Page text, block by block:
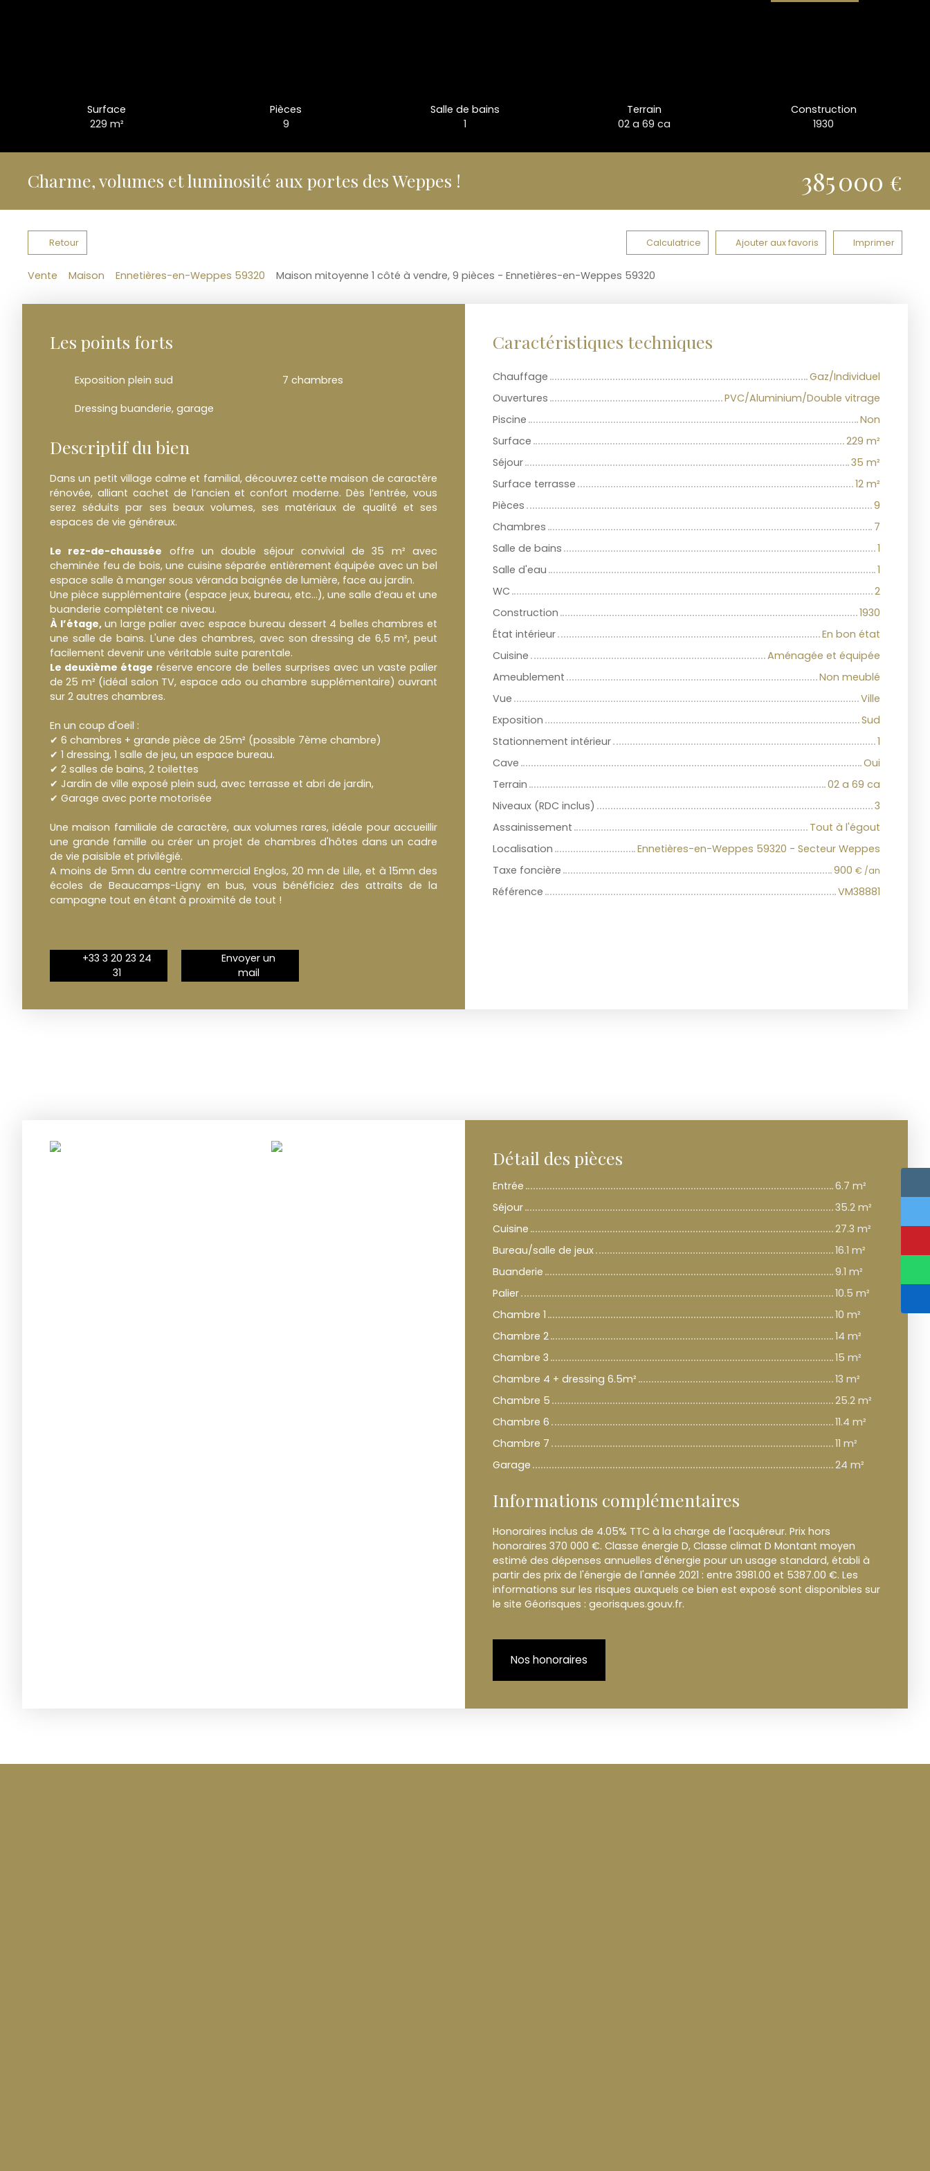
Surface
229 m²
Pièces
9
Salle de bains
1
Terrain
02 a 69 ca
Construction
1930
Charme, volumes et luminosité aux portes des Weppes ! 385 000 €
Retour Calculatrice Ajouter aux favoris Imprimer
Vente Maison Ennetières-en-Weppes 59320 Maison mitoyenne 1 côté à vendre, 9 pièces - Ennetières-en-Weppes 59320
Les points forts
Exposition plein sud 7 chambres
Dressing buanderie, garage
Descriptif du bien
Dans un petit village calme et familial, découvrez cette maison de caractère
rénovée, alliant cachet de l’ancien et confort moderne. Dès l’entrée, vous
serez séduits par ses beaux volumes, ses matériaux de qualité et ses
espaces de vie généreux.
Le rez-de-chaussée offre un double séjour convivial de 35 m² avec
cheminée feu de bois, une cuisine séparée entièrement équipée avec un bel
espace salle à manger sous véranda baignée de lumière, face au jardin.
Une pièce supplémentaire (espace jeux, bureau, etc...), une salle d’eau et une
buanderie complètent ce niveau.
À l’étage,un large palier avec espace bureau dessert 4 belles chambres et
une salle de bains. L'une des chambres, avec son dressing de 6,5 m², peut
facilement devenir une véritable suite parentale.
Le deuxième étage réserve encore de belles surprises avec un vaste palier
de 25 m² (idéal salon TV, espace ado ou chambre supplémentaire) ouvrant
sur 2 autres chambres.
En un coup d'oeil :
✔ 6 chambres + grande pièce de 25m² (possible 7ème chambre)
✔ 1 dressing, 1 salle de jeu, un espace bureau.
✔ 2 salles de bains, 2 toilettes
✔ Jardin de ville exposé plein sud, avec terrasse et abri de jardin,
✔ Garage avec porte motorisée
Une maison familiale de caractère, aux volumes rares, idéale pour accueillir
une grande famille ou créer un projet de chambres d'hôtes dans un cadre
de vie paisible et privilégié.
A moins de 5mn du centre commercial Englos, 20 mn de Lille, et à 15mn des
écoles de Beaucamps-Ligny en bus, vous bénéficiez des attraits de la
campagne tout en étant à proximité de tout !
+33 3 20 23 24
31
Envoyer un
mail
Caractéristiques techniques
Chauffage
Gaz/Individuel
Ouvertures
PVC/Aluminium/Double vitrage
Piscine
Non
Surface
229 m²
Séjour
35 m²
Surface terrasse
12 m²
Pièces
9
Chambres
7
Salle de bains
1
Salle d'eau
1
WC
2
Construction
1930
État intérieur
En bon état
Cuisine
Aménagée et équipée
Ameublement
Non meublé
Vue
Ville
Exposition
Sud
Stationnement intérieur
1
Cave
Oui
Terrain
02 a 69 ca
Niveaux (RDC inclus)
3
Assainissement
Tout à l'égout
Localisation
Ennetières-en-Weppes 59320 - Secteur Weppes
Taxe foncière
900 € /an
Référence VM38881
Détail des pièces
Entrée
6.7 m²
Séjour
35.2 m²
Cuisine
27.3 m²
Bureau/salle de jeux
16.1 m²
Buanderie
9.1 m²
Palier
10.5 m²
Chambre 1
10 m²
Chambre 2
14 m²
Chambre 3
15 m²
Chambre 4 + dressing 6.5m²
13 m²
Chambre 5
25.2 m²
Chambre 6
11.4 m²
Chambre 7
11 m²
Garage
24 m²
Informations complémentaires
Honoraires inclus de 4.05% TTC à la charge de l'acquéreur. Prix hors
honoraires 370 000 €. Classe énergie D, Classe climat D Montant moyen
estimé des dépenses annuelles d'énergie pour un usage standard, établi à
partir des prix de l'énergie de l'année 2021 : entre 3981.00 et 5387.00 €. Les
informations sur les risques auxquels ce bien est exposé sont disponibles sur
le site Géorisques : georisques.gouv.fr.
Nos honoraires